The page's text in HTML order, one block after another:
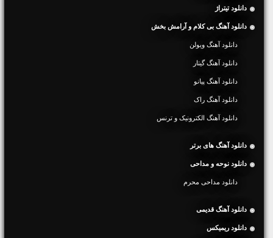
دانلود تیتراژ
دانلود آهنگ بی کلام و آرامش بخش
دانلود آهنگ ویولن
دانلود آهنگ گیتار
دانلود آهنگ پیانو
دانلود آهنگ راک
دانلود آهنگ الکترونیک و ترنس
دانلود آهنگ های برتر
دانلود نوحه و مداحی
دانلود مداحی محرم
دانلود آهنگ قدیمی
دانلود ریمیکس